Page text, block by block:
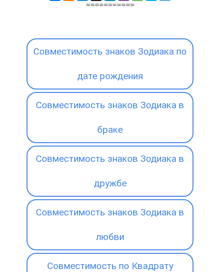
===========
Совместимость знаков Зодиака по
дате рождения
Совместимость знаков Зодиака в
браке
Совместимость знаков Зодиака в
дружбе
Совместимость знаков Зодиака в
любви
Совместимость по Квадрату